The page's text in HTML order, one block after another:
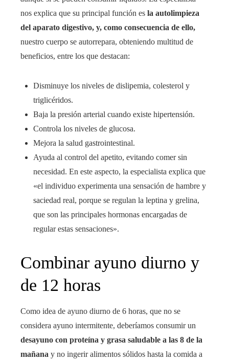
nos explica que su principal función es la autolimpieza
del aparato digestivo, y, como consecuencia de ello,
nuestro cuerpo se autorrepara, obteniendo multitud de
beneficios, entre los que destacan:
Disminuye los niveles de dislipemia, colesterol y
triglicéridos.
Baja la presión arterial cuando existe hipertensión.
Controla los niveles de glucosa.
Mejora la salud gastrointestinal.
Ayuda al control del apetito, evitando comer sin
necesidad. En este aspecto, la especialista explica que
«el individuo experimenta una sensación de hambre y
saciedad real, porque se regulan la leptina y grelina,
que son las principales hormonas encargadas de
regular estas sensaciones».
Combinar ayuno diurno y
de 12 horas
Como idea de ayuno diurno de 6 horas, que no se
considera ayuno intermitente, deberíamos consumir un
desayuno con proteína y grasa saludable a las 8 de la
mañana y no ingerir alimentos sólidos hasta la comida a